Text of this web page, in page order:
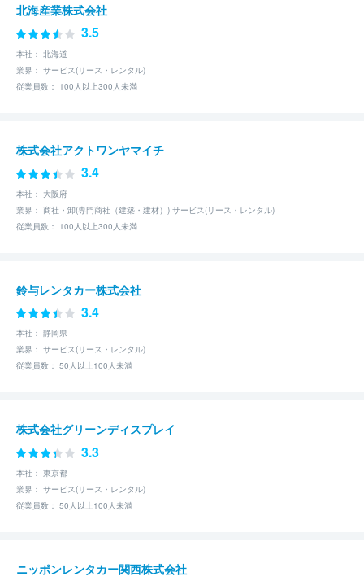
北海産業株式会社
3.5
本社： 北海道
業界： サービス(リース・レンタル)
従業員数： 100人以上300人未満
株式会社アクトワンヤマイチ
3.4
本社： 大阪府
業界： 商社・卸(専門商社（建築・建材）) サービス(リース・レンタル)
従業員数： 100人以上300人未満
鈴与レンタカー株式会社
3.4
本社： 静岡県
業界： サービス(リース・レンタル)
従業員数： 50人以上100人未満
株式会社グリーンディスプレイ
3.3
本社： 東京都
業界： サービス(リース・レンタル)
従業員数： 50人以上100人未満
ニッポンレンタカー関西株式会社